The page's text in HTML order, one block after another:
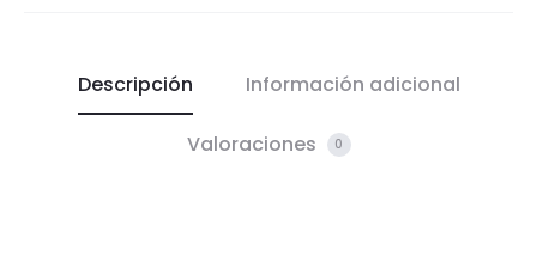
Descripción Información adicional
Valoraciones 0